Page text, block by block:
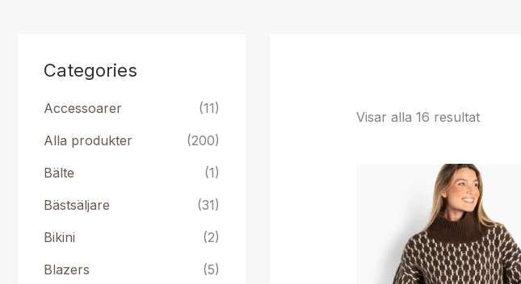
Categories
Accessoarer
(11)
Alla produkter
(200)
Bälte
(1)
Bästsäljare
(31)
Bikini
(2)
Blazers
(5)
Visar alla 16 resultat